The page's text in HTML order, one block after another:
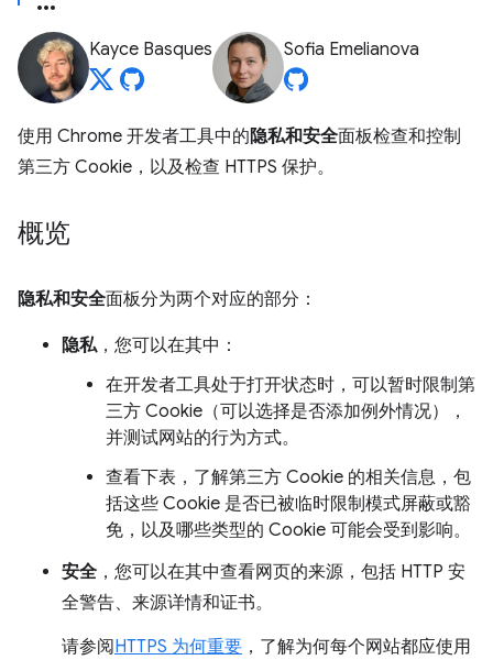
Kayce Basques Sofia Emelianova
使用 Chrome 开发者工具中的隐私和安全面板检查和控制
第三方 Cookie，以及检查 HTTPS 保护。
概览
隐私和安全面板分为两个对应的部分：
隐私，您可以在其中：
在开发者工具处于打开状态时，可以暂时限制第
三方 Cookie（可以选择是否添加例外情况），
并测试网站的行为方式。
查看下表，了解第三方 Cookie 的相关信息，包
括这些 Cookie 是否已被临时限制模式屏蔽或豁
免，以及哪些类型的 Cookie 可能会受到影响。
安全 ，您可以在其中查看网页的来源，包括 HTTP 安
全警告、来源详情和证书。
请参阅HTTPS 为何重要 ，了解为何每个网站都应使用